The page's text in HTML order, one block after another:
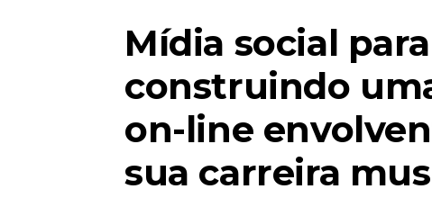
Mídia social
construindo
on-line
sua carreira